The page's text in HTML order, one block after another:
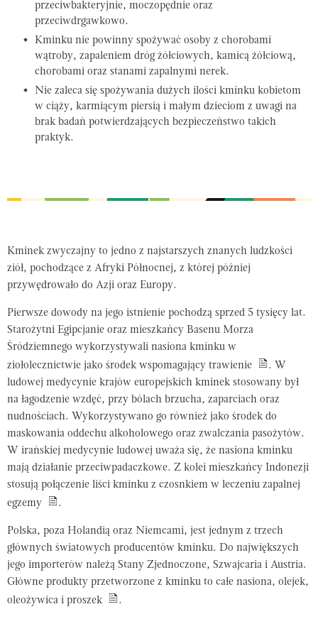
przeciwbakteryjnie, moczopędnie oraz
przeciwdrgawkowo.
Kminku nie powinny spożywać osoby z chorobami
wątroby, zapaleniem dróg żółciowych, kamicą żółciową,
chorobami oraz stanami zapalnymi nerek.
Nie zaleca się spożywania dużych ilości kminku kobietom
w ciąży, karmiącym piersią i małym dzieciom z uwagi na
brak badań potwierdzających bezpieczeństwo takich
praktyk.
Kminek zwyczajny to jedno z najstarszych znanych ludzkości
ziół, pochodzące z Afryki Północnej, z której później
przywędrowało do Azji oraz Europy.
Pierwsze dowody na jego istnienie pochodzą sprzed 5 tysięcy lat.
Starożytni Egipcjanie oraz mieszkańcy Basenu Morza
Śródziemnego wykorzystywali nasiona kminku w
ziołolecznictwie jako środek wspomagający trawienie
. W
ludowej medycynie krajów europejskich kminek stosowany był
na łagodzenie wzdęć, przy bólach brzucha, zaparciach oraz
nudnościach. Wykorzystywano go również jako środek do
maskowania oddechu alkoholowego oraz zwalczania pasożytów.
W irańskiej medycynie ludowej uważa się, że nasiona kminku
mają działanie przeciwpadaczkowe. Z kolei mieszkańcy Indonezji
stosują połączenie liści kminku z czosnkiem w leczeniu zapalnej
egzemy
.
Polska, poza Holandią oraz Niemcami, jest jednym z trzech
głównych światowych producentów kminku. Do największych
jego importerów należą Stany Zjednoczone, Szwajcaria i Austria.
Główne produkty przetworzone z kminku to całe nasiona, olejek,
oleożywica i proszek
.